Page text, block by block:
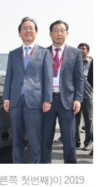
쪽 첫번째)이 2019